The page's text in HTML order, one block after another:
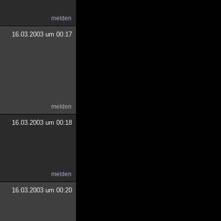
melden
16.03.2003 um 00:17
melden
16.03.2003 um 00:18
melden
16.03.2003 um 00:20